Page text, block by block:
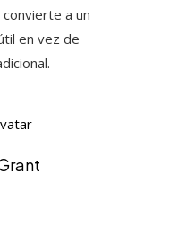
a un
en vez de